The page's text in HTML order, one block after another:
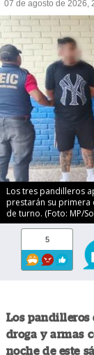
07 de agosto de 2026,
Los tres pandilleros
prestarán su primera
de turno. (Foto: MP/
5
Los pandilleros
droga y armas
noche de este